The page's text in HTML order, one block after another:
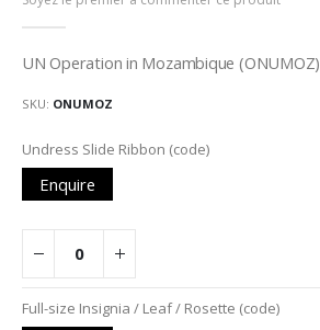
la
d’images
UN Operation in Mozambique (ONUMOZ)
SKU ONUMOZ
Articles
produit
Undress Slide Ribbon (code)
Enquire
Full-size Insignia / Leaf / Rosette (code)